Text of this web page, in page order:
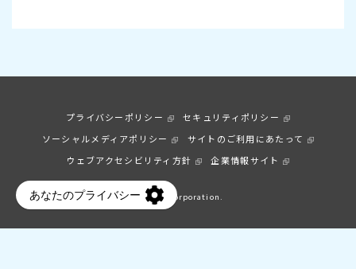
プライバシーポリシー
セキュリティポリシー
ソーシャルメディアポリシー
サイトのご利用にあたって
ウェブアクセシビリティ方針
企業情報サイト
© Earth Corporation.